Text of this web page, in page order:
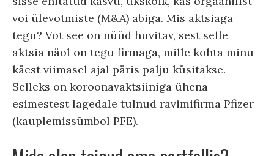
või ülevõtmiste (M&A) abiga. Mis aktsiaga
tegu? Vot see on nüüd huvitav, sest selle
aktsia näol on tegu firmaga, mille kohta minu
käest viimasel ajal päris palju küsitakse.
Selleks on koroonavaktsiiniga ühena
esimestest lagedale tulnud ravimifirma Pfizer
(kauplemissümbol PFE).